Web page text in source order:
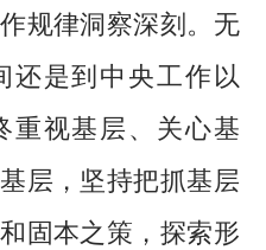
规律洞察深刻。无
还是到中央工作以
重视基层、关心基
层，坚持把抓基层
固本之策，探索形